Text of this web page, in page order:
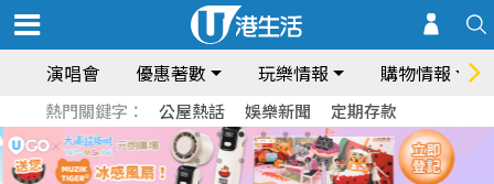
演唱會 優惠著數 玩樂情報 購物情報
熱門關鍵字： 公屋熱話 娛樂新聞 定期存款